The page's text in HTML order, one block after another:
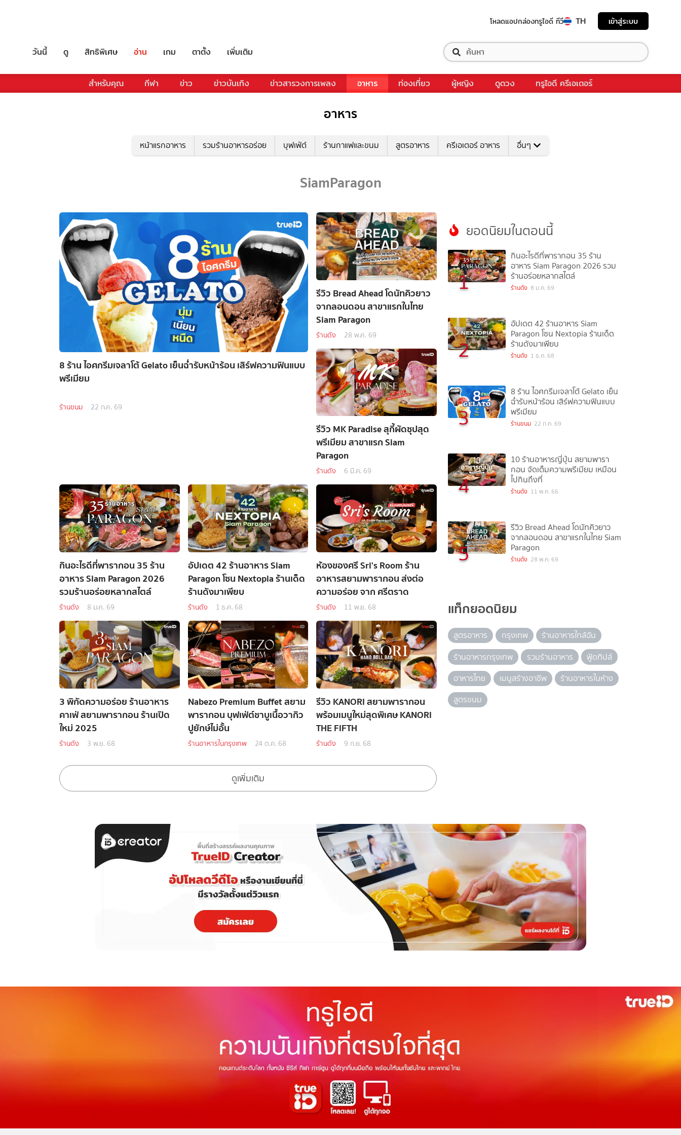
โหลดแอปกล่องทรูไอดี ทีวี TH เข้าสู่ระบบ
วันนี้ ดู สิทธิพิเศษ อ่าน เกม ตาตั้ง เพิ่มเติม
สำหรับคุณ กีฬา ข่าว ข่าวบันเทิง ข่าวสารวงการเพลง อาหาร ท่องเที่ยว ผู้หญิง ดูดวง ทรูไอดี ครีเอเตอร์
อาหาร
หน้าแรกอาหาร รวมร้านอาหารอร่อย บุฟเฟ่ต์ ร้านกาแฟและขนม สูตรอาหาร ครีเอเตอร์ อาหาร อื่นๆ
SiamParagon
8 ร้าน ไอศกรีมเจลาโต้ Gelato เย็นฉ่ำรับหน้าร้อน เสิร์ฟความฟินแบบ
พรีเมียม
ร้านขนม 22 ก.ค. 69
รีวิว Bread Ahead โดนัทคิวยาว
จากลอนดอน สาขาแรกในไทย
Siam Paragon
ร้านดัง 28 พ.ค. 69
รีวิว MK Paradise สุกี้ผัดซุปสุด
พรีเมียม สาขาแรก Siam
Paragon
ร้านดัง 6 มี.ค. 69
กินอะไรดีที่พารากอน 35 ร้าน
อาหาร Siam Paragon 2026
รวมร้านอร่อยหลากสไตล์
ร้านดัง 8 ม.ค. 69
อัปเดต 42 ร้านอาหาร Siam
Paragon โซน Nextopia ร้านเด็ด
ร้านดังมาเพียบ
ร้านดัง 1 ธ.ค. 68
ห้องของศรี Sri's Room ร้าน
อาหารสยามพารากอน ส่งต่อ
ความอร่อย จาก ศรีตราด
ร้านดัง 11 พ.ย. 68
3 พิกัดความอร่อย ร้านอาหาร
คาเฟ่ สยามพารากอน ร้านเปิด
ใหม่ 2025
ร้านดัง 3 พ.ย. 68
Nabezo Premium Buffet สยาม
พารากอน บุฟเฟ่ต์ชาบูเนื้อวากิว
ปูยักษ์ไม่อั้น
ร้านอาหารในกรุงเทพ 24 ต.ค. 68
รีวิว KANORI สยามพารากอน
พร้อมเมนูใหม่สุดพิเศษ KANORI
THE FIFTH
ร้านดัง 9 ก.ย. 68
ดูเพิ่มเติม
ยอดนิยมในตอนนี้
1
กินอะไรดีที่พารากอน 35 ร้าน
อาหาร Siam Paragon 2026 รวม
ร้านอร่อยหลากสไตล์
ร้านดัง 8 ม.ค. 69
2
อัปเดต 42 ร้านอาหาร Siam
Paragon โซน Nextopia ร้านเด็ด
ร้านดังมาเพียบ
ร้านดัง 1 ธ.ค. 68
3
8 ร้าน ไอศกรีมเจลาโต้ Gelato เย็น
ฉ่ำรับหน้าร้อน เสิร์ฟความฟินแบบ
พรีเมียม
ร้านขนม 22 ก.ค. 69
4
10 ร้านอาหารญี่ปุ่น สยามพารา
กอน จัดเต็มความพรีเมียม เหมือน
ไปกินถึงที่
ร้านดัง 11 พ.ค. 66
5
รีวิว Bread Ahead โดนัทคิวยาว
จากลอนดอน สาขาแรกในไทย Siam
Paragon
ร้านดัง 28 พ.ค. 69
แท็กยอดนิยม
สูตรอาหาร กรุงเทพ
ร้านอาหารใกล้ฉัน
ร้านอาหารกรุงเทพ
รวมร้านอาหาร
ฟู้ดทิปส์
อาหารไทย
เมนูสร้างอาชีพ
ร้านอาหารในห้าง
สูตรขนม